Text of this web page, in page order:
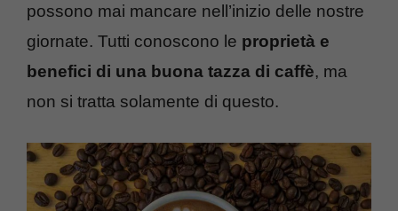
possono mai mancare nell’inizio delle nostre
giornate. Tutti conoscono le proprietà e
benefici di una buona tazza di caffè, ma
non si tratta solamente di questo.